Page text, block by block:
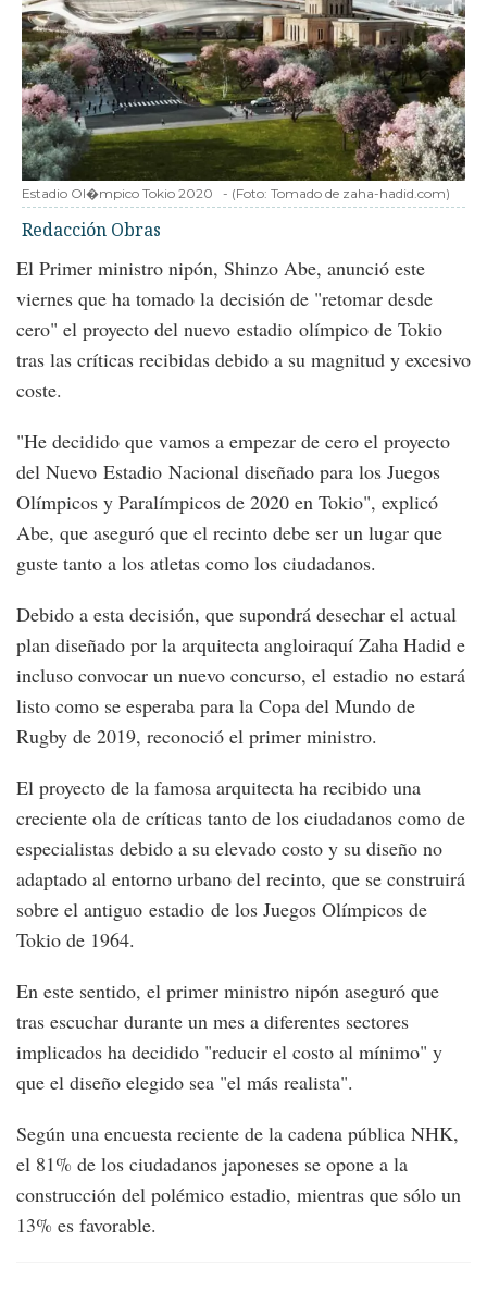
Estadio Ol�mpico Tokio 2020 - (Foto: Tomado de zaha-hadid.com)
Redacción Obras
El Primer ministro nipón, Shinzo Abe, anunció este
viernes que ha tomado la decisión de "retomar desde
cero" el proyecto del nuevo estadio olímpico de Tokio
tras las críticas recibidas debido a su magnitud y excesivo
coste.
"He decidido que vamos a empezar de cero el proyecto
del Nuevo Estadio Nacional diseñado para los Juegos
Olímpicos y Paralímpicos de 2020 en Tokio", explicó
Abe, que aseguró que el recinto debe ser un lugar que
guste tanto a los atletas como los ciudadanos.
Debido a esta decisión, que supondrá desechar el actual
plan diseñado por la arquitecta angloiraquí Zaha Hadid e
incluso convocar un nuevo concurso, el estadio no estará
listo como se esperaba para la Copa del Mundo de
Rugby de 2019, reconoció el primer ministro.
El proyecto de la famosa arquitecta ha recibido una
creciente ola de críticas tanto de los ciudadanos como de
especialistas debido a su elevado costo y su diseño no
adaptado al entorno urbano del recinto, que se construirá
sobre el antiguo estadio de los Juegos Olímpicos de
Tokio de 1964.
En este sentido, el primer ministro nipón aseguró que
tras escuchar durante un mes a diferentes sectores
implicados ha decidido "reducir el costo al mínimo" y
que el diseño elegido sea "el más realista".
Según una encuesta reciente de la cadena pública NHK,
el 81% de los ciudadanos japoneses se opone a la
construcción del polémico estadio, mientras que sólo un
13% es favorable.